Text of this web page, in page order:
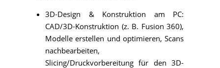
3D-Design & Konstruktion am PC:
CAD/3D-Konstruktion (z. B. Fusion 360),
Modelle erstellen und optimieren, Scans
nachbearbeiten,
Slicing/Druckvorbereitung für den 3D-